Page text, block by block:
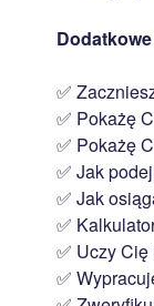
✅
✅ Pokażę
✅ Pokażę
✅ Jak
✅ Jak
✅
✅ Uczy
✅